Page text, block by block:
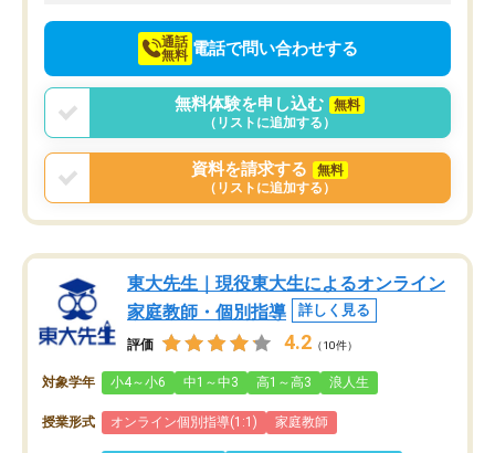
通話
無料 電話で問い合わせする
無料体験を申し込む
無料
（リストに追加する）
資料を請求する
無料
（リストに追加する）
東大先生｜現役東大生によるオンライン
家庭教師・個別指導
詳しく見る
評価 4.2 （10件）
対象学年 小4～小6 中1～中3 高1～高3 浪人生
授業形式 オンライン個別指導(1:1) 家庭教師